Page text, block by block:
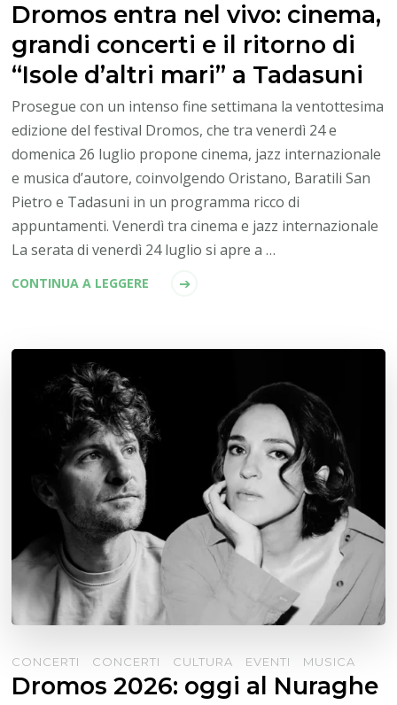
Dromos entra nel vivo: cinema,
grandi concerti e il ritorno di
“Isole d’altri mari” a Tadasuni
Prosegue con un intenso fine settimana la ventottesima
edizione del festival Dromos, che tra venerdì 24 e
domenica 26 luglio propone cinema, jazz internazionale
e musica d’autore, coinvolgendo Oristano, Baratili San
Pietro e Tadasuni in un programma ricco di
appuntamenti. Venerdì tra cinema e jazz internazionale
La serata di venerdì 24 luglio si apre a …
CONTINUA A LEGGERE
CONCERTI CONCERTI CULTURA EVENTI MUSICA
Dromos 2026: oggi al Nuraghe